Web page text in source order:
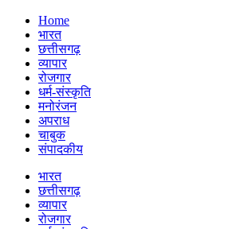
Home
भारत
छत्तीसगढ़
व्यापार
रोजगार
धर्म-संस्कृति
मनोरंजन
अपराध
चाबुक
संपादकीय
भारत
छत्तीसगढ़
व्यापार
रोजगार